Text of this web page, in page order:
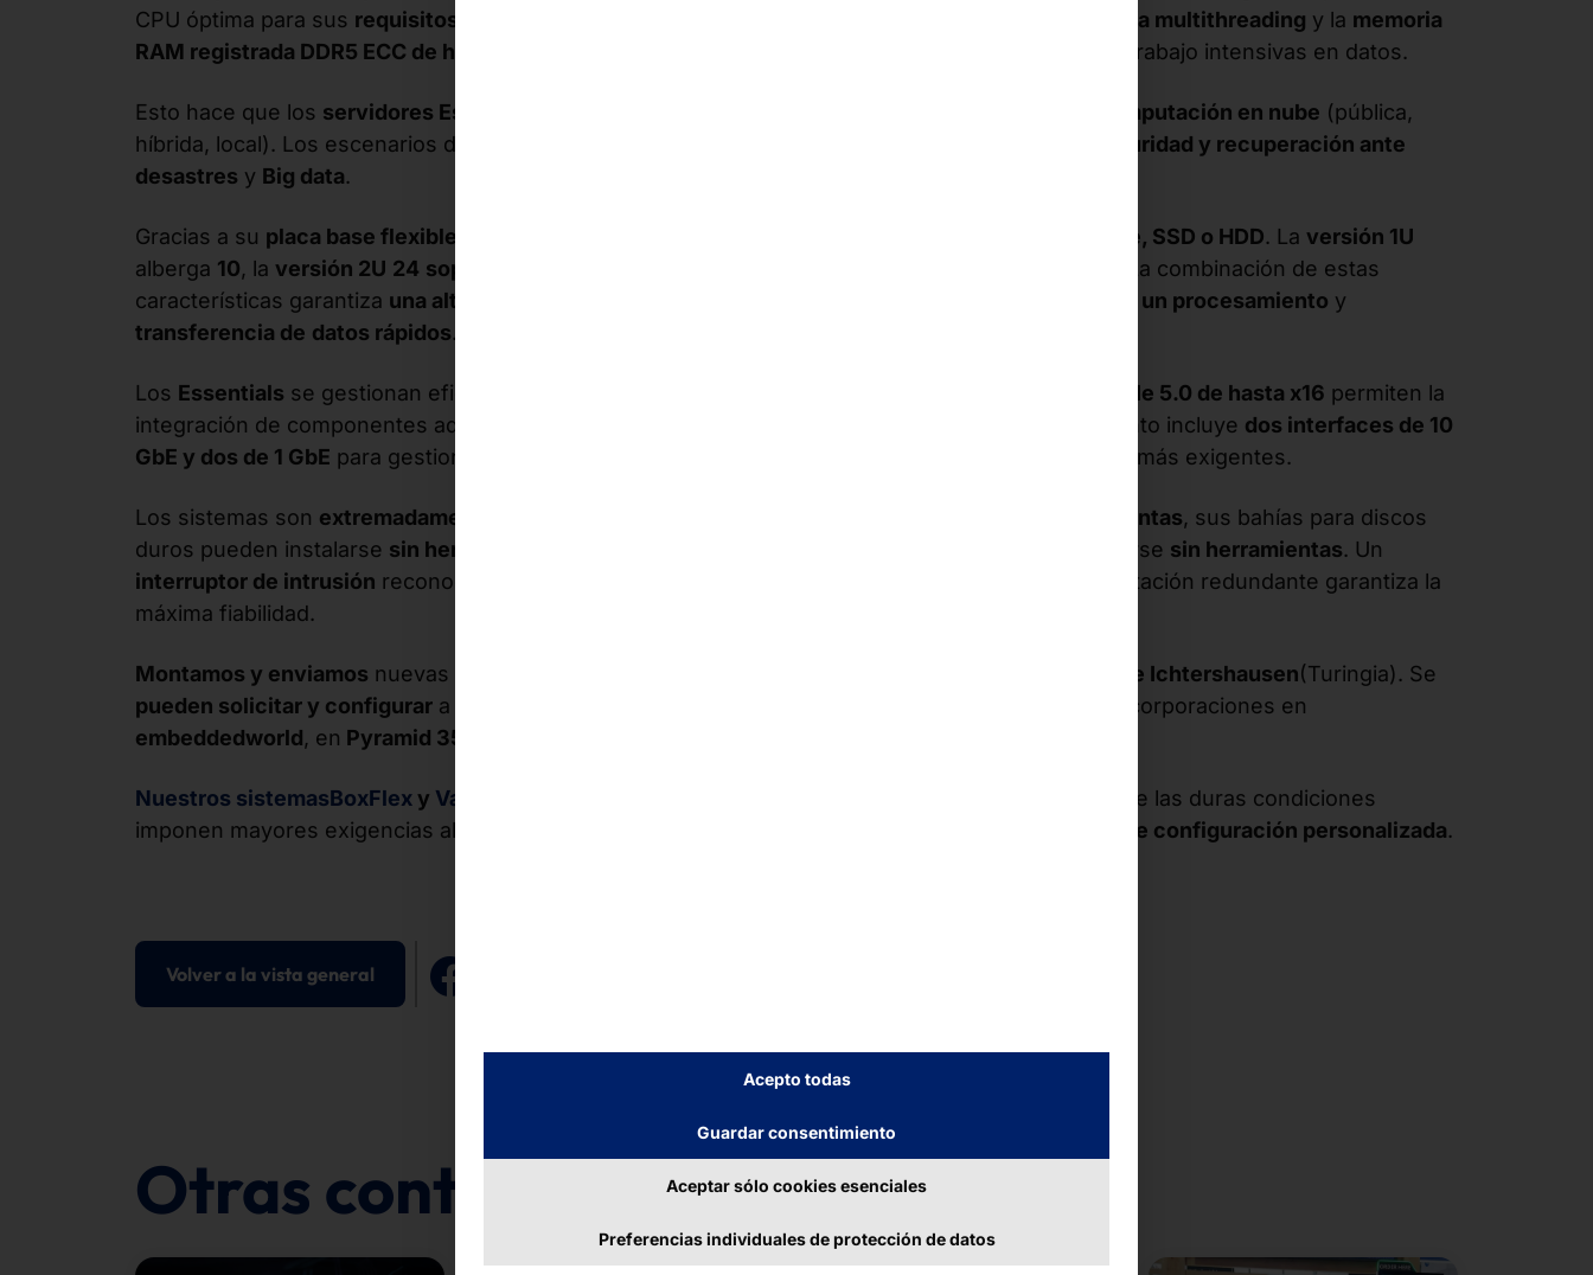
CPU óptima para sus requisitos específicos eficiente tecnología multithreading y la memoria
RAM registrada DDR5 ECC de hasta 256 GB
permiten un rendimiento excepcional para cargas de trabajo intensivas en datos.
Esto hace que los servidores Essential computación en nube (pública,
híbrida, local). Los escenarios de aplicación típicos son
copias de seguridad y recuperación ante
desastres y Big data.
Gracias a su placa base flexible unidades NVMe, SSD o HDD. La versión 1U
alberga 10, la versión 2U 24 soportes
integrado. La combinación de estas
características garantiza una alta densidad de almacenamiento un procesamiento y
transferencia de datos rápidos.
Los Essentials se gestionan eficientemente a través de Los carriles PCIe 5.0 de hasta x16 permiten la
integración de componentes adicionales de alto rendimiento. La conexión de red de alto rendimiento incluye dos interfaces de 10
GbE y dos de 1 GbE para gestionar de forma fiable incluso los requisitos de transferencia de datos más exigentes.
Los sistemas son extremadamente fáciles de mantener en el rack sin herramientas, sus bahías para discos
duros pueden instalarse sin herramientas y la parte superior puede desmontarse sin herramientas. Un
interruptor de intrusión reconoce las aperturas no autorizadas del armario y una fuente de alimentación redundante garantiza la
máxima fiabilidad.
Montamos y enviamos nuevas líneas de productos en nuestro centro de producción y logística de Ichtershausen(Turingia). Se
pueden solicitar y configurar a través del
. Puede ver y tocar las nuevas incorporaciones en
embeddedworld, en Pyramid 357 Pyramid, en el pabellón 3
Nuestros sistemasBoxFlex y VarioFlex
en los que las duras condiciones
imponen mayores exigencias al control de inmisión. Su
opciones de configuración personalizada.
Volver a la vista general
Otras contribuciones
Acepto todas
Guardar consentimiento
Aceptar sólo cookies esenciales
Preferencias individuales de protección de datos